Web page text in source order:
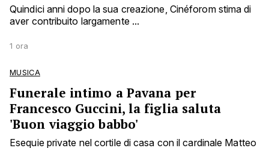
Quindici anni dopo la sua creazione, Cinéforom stima di
aver contribuito largamente ...
1 ora
MUSICA
Funerale intimo a Pavana per
Francesco Guccini, la figlia saluta
'Buon viaggio babbo'
Esequie private nel cortile di casa con il cardinale Matteo